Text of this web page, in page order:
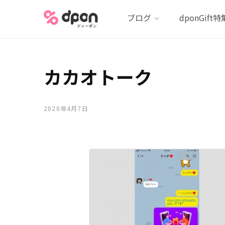
ブログ dponGift特
カカオトーク
2020年4月7日